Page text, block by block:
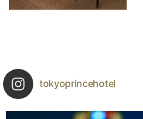
tokyoprincehotel